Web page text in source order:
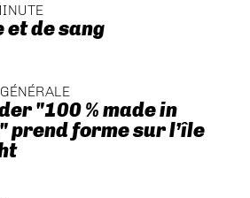
et de sang
"100 % made in
prend forme sur l’île